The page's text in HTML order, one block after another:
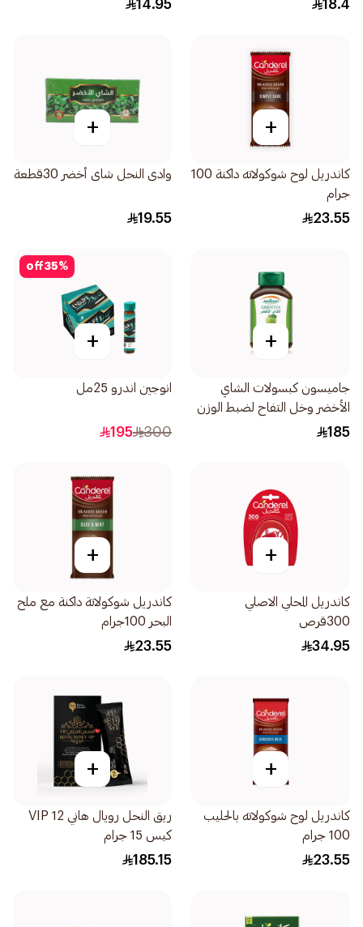
18.4
14.95
+
كاندريل لوح شوكولاته داكنة 100
جرام
23.55
+
وادى النحل شاى أخضر 30قطعة
19.55
+
جاميسون كبسولات الشاي
الأخضر وخل التفاح لضبط الوزن
30كبسولة
185
35%
off
+
انوجين اندرو 25مل
300
195
+
كاندريل المحلي الاصلي
300قرص
34.95
+
كاندريل شوكولاتة داكنة مع ملح
البحر 100جرام
23.55
+
كاندريل لوح شوكولاته بالحليب
100 جرام
23.55
+
ريق النحل رويال هاني VIP 12
كيس 15 جرام
185.15